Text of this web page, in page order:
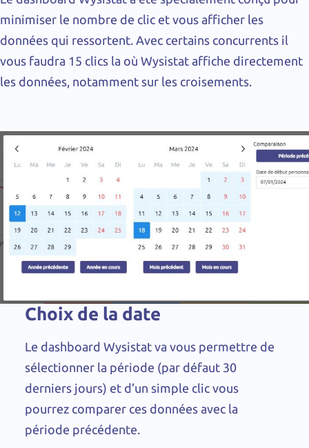
minimiser le nombre de clic et vous afficher les
données qui ressortent. Avec certains concurrents il
vous faudra 15 clics la où Wysistat affiche directement
les données, notamment sur les croisements.
Choix de la date
Le dashboard Wysistat va vous permettre de
sélectionner la période (par défaut 30
derniers jours) et d’un simple clic vous
pourrez comparer ces données avec la
période précédente.